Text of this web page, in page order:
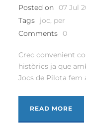
Posted on
07 Jul
Tags
joc, per
Comments
0
Crec convenient
històrics ja que
Jocs de Pilota fem
READ MORE